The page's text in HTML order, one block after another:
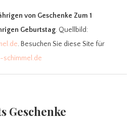
von Geschenke Zum 1
Geburtstag. Quellbild:
. Besuchen Sie diese Site für
Geschenke